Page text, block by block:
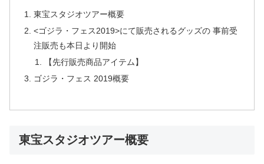
東宝スタジオツアー概要
<ゴジラ・フェス2019>にて販売されるグッズの 事前受
注販売も本日より開始
【先行販売商品アイテム】
ゴジラ・フェス 2019概要
東宝スタジオツアー概要